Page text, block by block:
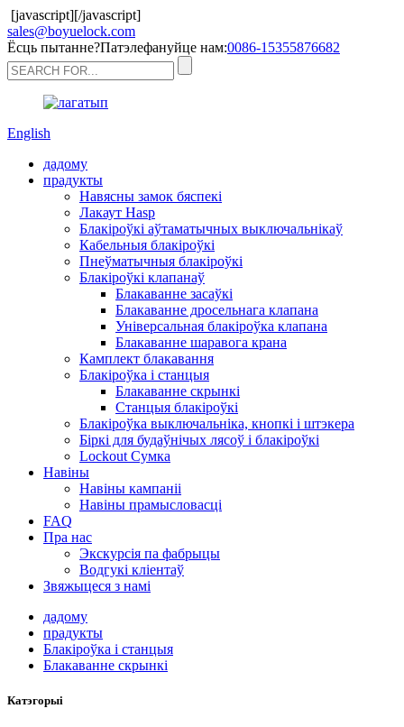
[javascript][/javascript]
sales@boyuelock.com
Ёсць пытанне?Патэлефануйце нам:0086-15355876682
English
дадому
прадукты
Навясны замок бяспекі
Лакаут Hasp
Блакіроўкі аўтаматычных выключальнікаў
Кабельныя блакіроўкі
Пнеўматычныя блакіроўкі
Блакіроўкі клапанаў
Блакаванне засаўкі
Блакаванне дросельнага клапана
Універсальная блакіроўка клапана
Блакаванне шаравога крана
Камплект блакавання
Блакіроўка і станцыя
Блакаванне скрынкі
Станцыя блакіроўкі
Блакіроўка выключальніка, кнопкі і штэкера
Біркі для будаўнічых лясоў і блакіроўкі
Lockout Сумка
Навіны
Навіны кампаніі
Навіны прамысловасці
FAQ
Пра нас
Экскурсія па фабрыцы
Водгукі кліентаў
Звяжыцеся з намі
дадому
прадукты
Блакіроўка і станцыя
Блакаванне скрынкі
Катэгорыі